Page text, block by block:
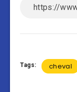
Tags: cheval